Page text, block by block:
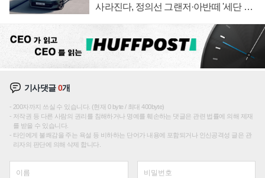
사라진다, 정의선 그랜저·아반떼 '세단 쌍
기사댓글0개
200자까지 쓰실 수 있습니다. (현재 0 byte / 최대 400byte)
저작권 등 다른 사람의 권리를 침해하거나 명예를 훼손하는 댓글은 관련 법률에 의해 제재
를 받을 수 있습니다.
타인에게 불쾌감을 주는 욕설 등 비하하는 단어가 내용에 포함되거나 인신공격성 글은 관
리자의 판단에 의해 삭제 합니다.